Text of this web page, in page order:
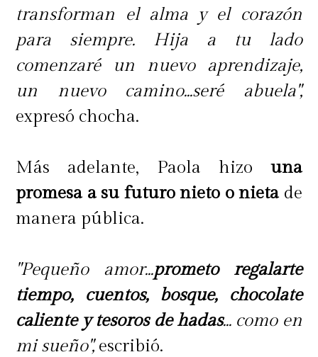
transforman el alma y el corazón
para siempre. Hija a tu lado
comenzaré un nuevo aprendizaje,
un nuevo camino...seré abuela",
expresó chocha.
Más adelante, Paola hizo una
promesa a su futuro nieto o nietade
manera pública.
"Pequeño amor...prometo regalarte
tiempo, cuentos, bosque, chocolate
caliente y tesoros de hadas... como en
mi sueño",escribió.